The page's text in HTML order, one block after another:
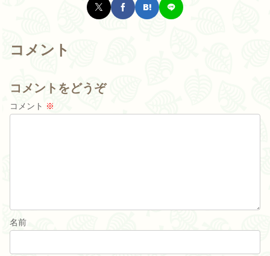
コメント
コメントをどうぞ
コメント ※
名前